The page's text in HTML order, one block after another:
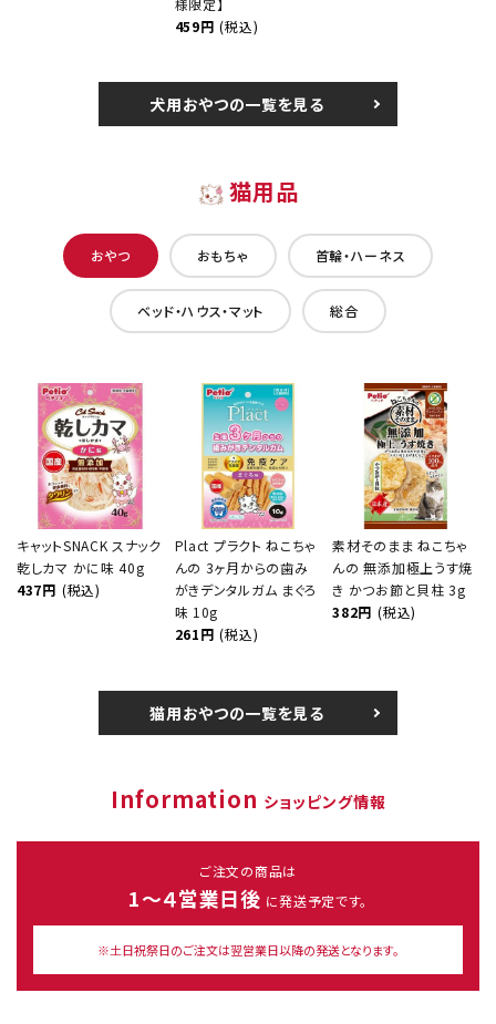
様限定】
459円 (税込)
犬用おやつの一覧を見る
猫用品
おやつ おもちゃ 首輪・ハーネス
ベッド・ハウス・マット 総合
キャットSNACK スナック
乾しカマ かに味 40g
437円 (税込)
Plact プラクト ねこちゃ
んの 3ヶ月からの歯み
がきデンタルガム まぐろ
味 10g
261円 (税込)
素材そのまま ねこちゃ
んの 無添加極上うす焼
き かつお節と貝柱 3g
382円 (税込)
猫用おやつの一覧を見る
Information ショッピング情報
ご注文の商品は
1～４営業日後 に発送予定です。
※土日祝祭日のご注文は翌営業日以降の発送となります。